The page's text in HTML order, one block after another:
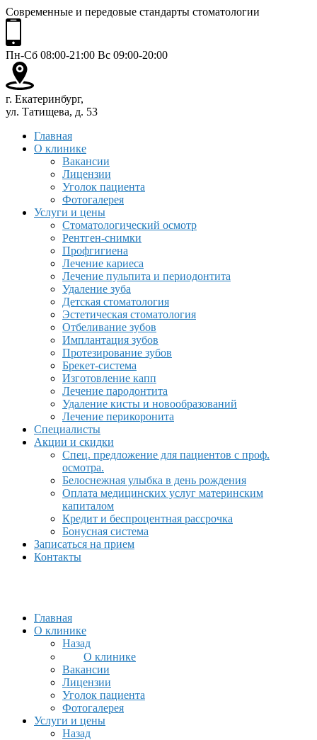
Современные и передовые стандарты стоматологии
Пн-Сб 08:00-21:00 Вс 09:00-20:00
г. Екатеринбург,
ул. Татищева, д. 53
Главная
О клинике
Вакансии
Лицензии
Уголок пациента
Фотогалерея
Услуги и цены
Стоматологический осмотр
Рентген-снимки
Профгигиена
Лечение кариеса
Лечение пульпита и периодонтита
Удаление зуба
Детская стоматология
Эстетическая стоматология
Отбеливание зубов
Имплантация зубов
Протезирование зубов
Брекет-система
Изготовление капп
Лечение пародонтита
Удаление кисты и новообразований
Лечение перикоронита
Специалисты
Акции и скидки
Спец. предложение для пациентов с проф.
осмотра.
Белоснежная улыбка в день рождения
Оплата медицинских услуг материнским
капиталом
Кредит и беспроцентная рассрочка
Бонусная система
Записаться на прием
Контакты
Главная
О клинике
Назад
О клинике
Вакансии
Лицензии
Уголок пациента
Фотогалерея
Услуги и цены
Назад